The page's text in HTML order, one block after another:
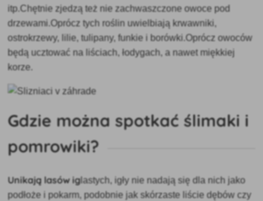
itp.Chętnie zjedzą też nie zachwaszczone owoce pod
drzewami.Oprócz tych roślin uwielbiają krwawniki,
ostrokrzewy, lilie, tulipany, funkie i borówki.Oprócz owoców
będą ucztować na liściach, łodygach, a nawet miękkiej
korze.
Gdzie można spotkać ślimaki i
pomrowiki?
Unikają lasów iglastych, igły nie nadają się dla nich jako
podłoże i pokarm, podobnie jak skórzaste liście dębów czy